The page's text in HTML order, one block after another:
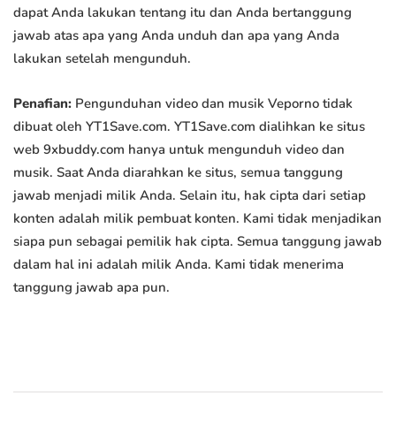
dapat Anda lakukan tentang itu dan Anda bertanggung
jawab atas apa yang Anda unduh dan apa yang Anda
lakukan setelah mengunduh.
Penafian: Pengunduhan video dan musik Veporno tidak
dibuat oleh YT1Save.com. YT1Save.com dialihkan ke situs
web 9xbuddy.com hanya untuk mengunduh video dan
musik. Saat Anda diarahkan ke situs, semua tanggung
jawab menjadi milik Anda. Selain itu, hak cipta dari setiap
konten adalah milik pembuat konten. Kami tidak menjadikan
siapa pun sebagai pemilik hak cipta. Semua tanggung jawab
dalam hal ini adalah milik Anda. Kami tidak menerima
tanggung jawab apa pun.